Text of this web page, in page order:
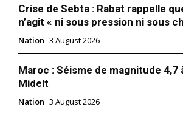
Crise de Sebta : Rabat rappelle
n’agit « ni sous pression ni sous
Nation 3 August 2026
Maroc : Séisme de magnitude 4,7
Midelt
Nation 3 August 2026